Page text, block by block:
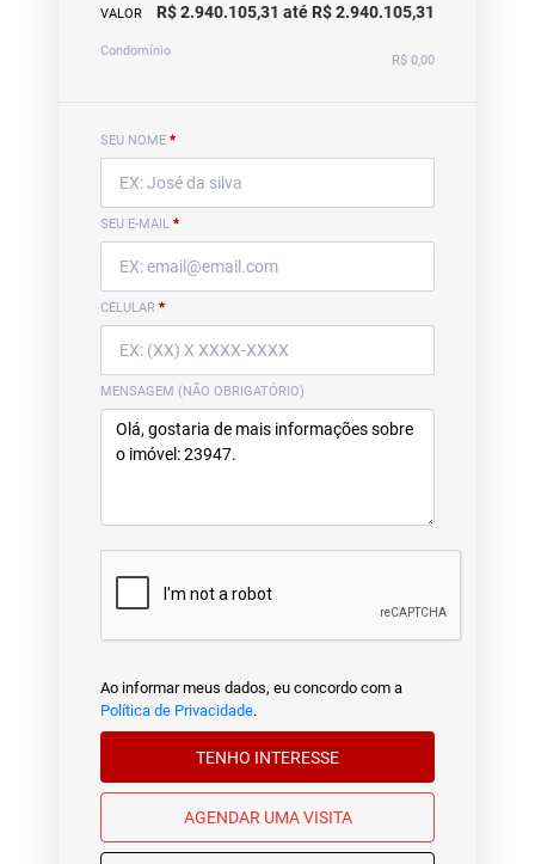
VALOR R$ 2.940.105,31 até R$ 2.940.105,31
Condomínio
R$ 0,00
SEU NOME *
SEU E-MAIL *
CELULAR *
MENSAGEM (NÃO OBRIGATÓRIO)
Ao informar meus dados, eu concordo com a
Política de Privacidade.
TENHO INTERESSE
AGENDAR UMA VISITA